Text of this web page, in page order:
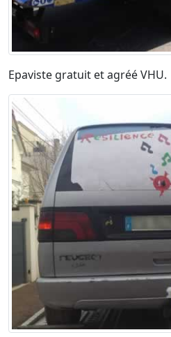
Epaviste gratuit et agréé VHU.